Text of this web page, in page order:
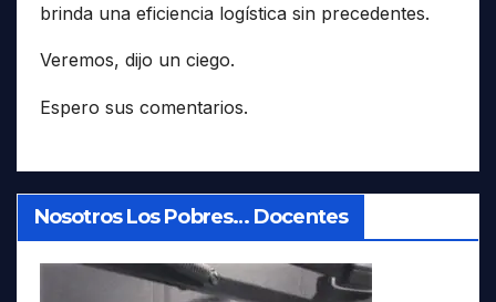
brinda una eficiencia logística sin precedentes.
Veremos, dijo un ciego.
Espero sus comentarios.
Nosotros Los Pobres… Docentes